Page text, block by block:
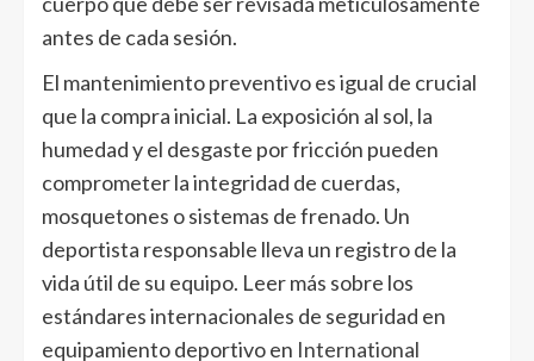
antes de cada sesión.
El mantenimiento preventivo es igual de crucial
que la compra inicial. La exposición al sol, la
humedad y el desgaste por fricción pueden
comprometer la integridad de cuerdas,
mosquetones o sistemas de frenado. Un
deportista responsable lleva un registro de la
vida útil de su equipo. Leer más sobre los
estándares internacionales de seguridad en
equipamiento deportivo en International